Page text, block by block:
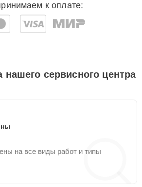
к оплате:
сервисного центра
на все виды работ и типы